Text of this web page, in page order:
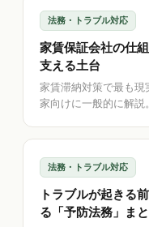
法務・トラブル対応
家賃保証会社の仕
支える土台
家賃滞納対策で最も現
家向けに一般的に解説
法務・トラブル対応
トラブルが起きる
る「予防法務」ま